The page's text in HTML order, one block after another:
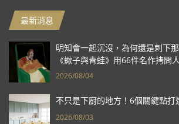
最新消息
明知會一起沉沒，為何還是刺下
《蠍子與青蛙》用66件名作拷問
2026/08/04
不只是下廚的地方！6個關鍵點打
2026/08/03